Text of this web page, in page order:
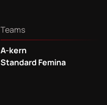
Teams
A-kern
Standard Femina